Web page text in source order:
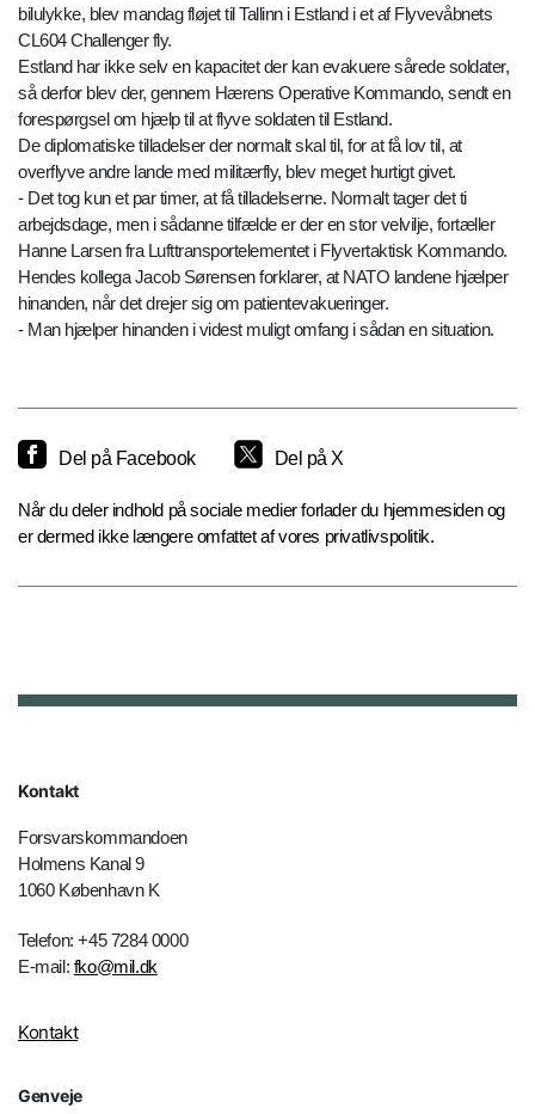
bilulykke, blev mandag fløjet til Tallinn i Estland i et af Flyvevåbnets
CL604 Challenger fly.
Estland har ikke selv en kapacitet der kan evakuere sårede soldater,
så derfor blev der, gennem Hærens Operative Kommando, sendt en
forespørgsel om hjælp til at flyve soldaten til Estland.
De diplomatiske tilladelser der normalt skal til, for at få lov til, at
overflyve andre lande med militærfly, blev meget hurtigt givet.
- Det tog kun et par timer, at få tilladelserne. Normalt tager det ti
arbejdsdage, men i sådanne tilfælde er der en stor velvilje, fortæller
Hanne Larsen fra Lufttransportelementet i Flyvertaktisk Kommando.
Hendes kollega Jacob Sørensen forklarer, at NATO landene hjælper
hinanden, når det drejer sig om patientevakueringer.
- Man hjælper hinanden i videst muligt omfang i sådan en situation.
Del på Facebook Del på X
Når du deler indhold på sociale medier forlader du hjemmesiden og
er dermed ikke længere omfattet af vores privatlivspolitik.
Kontakt
Forsvarskommandoen
Holmens Kanal 9
1060 København K
Telefon: +45 7284 0000
E-mail: fko@mil.dk
Kontakt
Genveje